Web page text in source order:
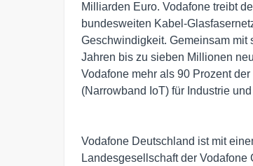
Milliarden Euro. Vodafone treibt
bundesweiten Kabel-
Geschwindigkeit. Gemeinsam mit
Jahren bis zu sieben Millionen
Vodafone mehr als 90 Prozent
(Narrowband IoT) für Industrie
Vodafone Deutschland ist mit
Landesgesellschaft der